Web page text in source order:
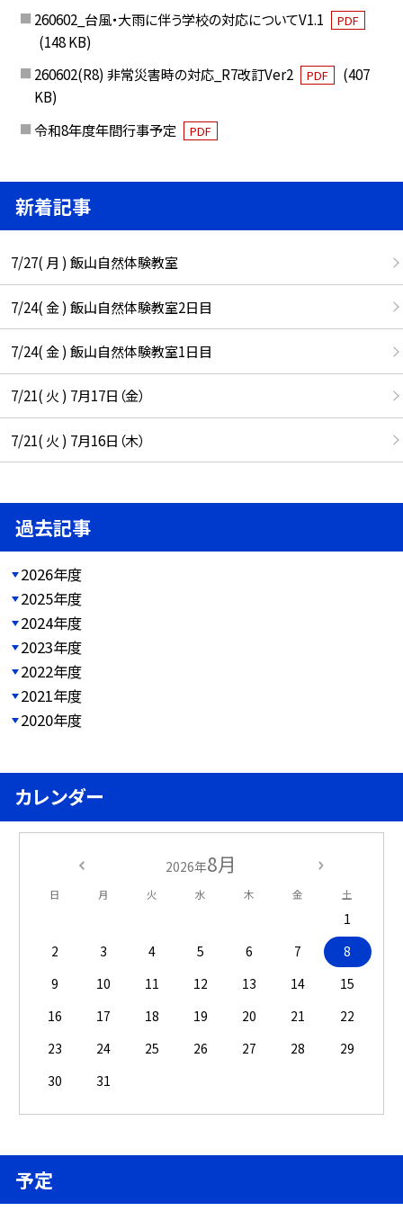
260602_台風・大雨に伴う学校の対応についてV1.1
PDF
(148 KB)
260602(R8) 非常災害時の対応_R7改訂Ver2
PDF
(407
KB)
令和8年度年間行事予定
PDF
新着記事
7/27( 月 ) 飯山自然体験教室
7/24( 金 ) 飯山自然体験教室2日目
7/24( 金 ) 飯山自然体験教室1日目
7/21( 火 ) 7月17日（金）
7/21( 火 ) 7月16日（木）
過去記事
2026年度
2025年度
2024年度
2023年度
2022年度
2021年度
2020年度
カレンダー
2026年8月
日 月 火 水 木 金 土
1
2
3 4 5 6 7
8
9
10 11 12 13 14
15
16
17 18 19 20 21
22
23
24 25 26 27 28
29
30
31
予定